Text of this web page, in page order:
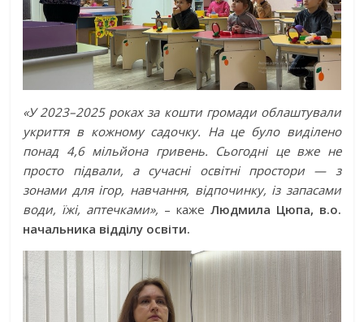
«У 2023–2025 роках за кошти громади облаштували
укриття в кожному садочку. На це було виділено
понад 4,6 мільйона гривень. Сьогодні це вже не
просто підвали, а сучасні освітні простори — з
зонами для ігор, навчання, відпочинку, із запасами
води, їжі, аптечками», – каже Людмила Цюпа, в.о.
начальника відділу освіти.